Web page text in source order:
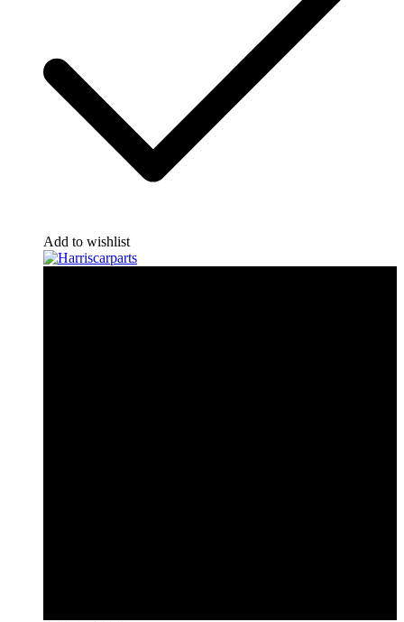
Add to wishlist